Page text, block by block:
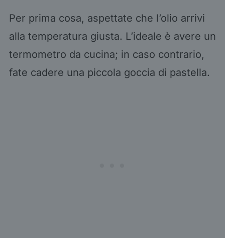
Per prima cosa, aspettate che l’olio arrivi
alla temperatura giusta. L’ideale è avere un
termometro da cucina; in caso contrario,
fate cadere una piccola goccia di pastella.